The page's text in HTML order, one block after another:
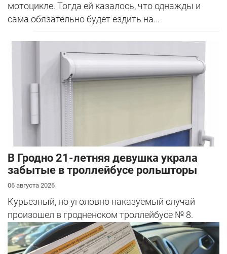
мотоцикле. Тогда ей казалось, что однажды и
сама обязательно будет ездить на...
В Гродно 21-летняя девушка украла
забытые в троллейбусе рольшторы
06 августа 2026
Курьезный, но уголовно наказуемый случай
произошел в гродненском троллейбусе № 8.